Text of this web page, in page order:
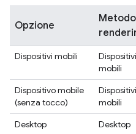
Opzione
Dispositivi mobili
Dispositivi
mobili
Dispositivo mobile
(senza tocco)
Dispositivi
mobili
Desktop Desktop